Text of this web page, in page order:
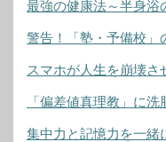
最強の健康法～半身浴
警告！「塾・予備校」
スマホが人生を崩壊さ
「偏差値真理教」に
集中力と記憶力を一緒